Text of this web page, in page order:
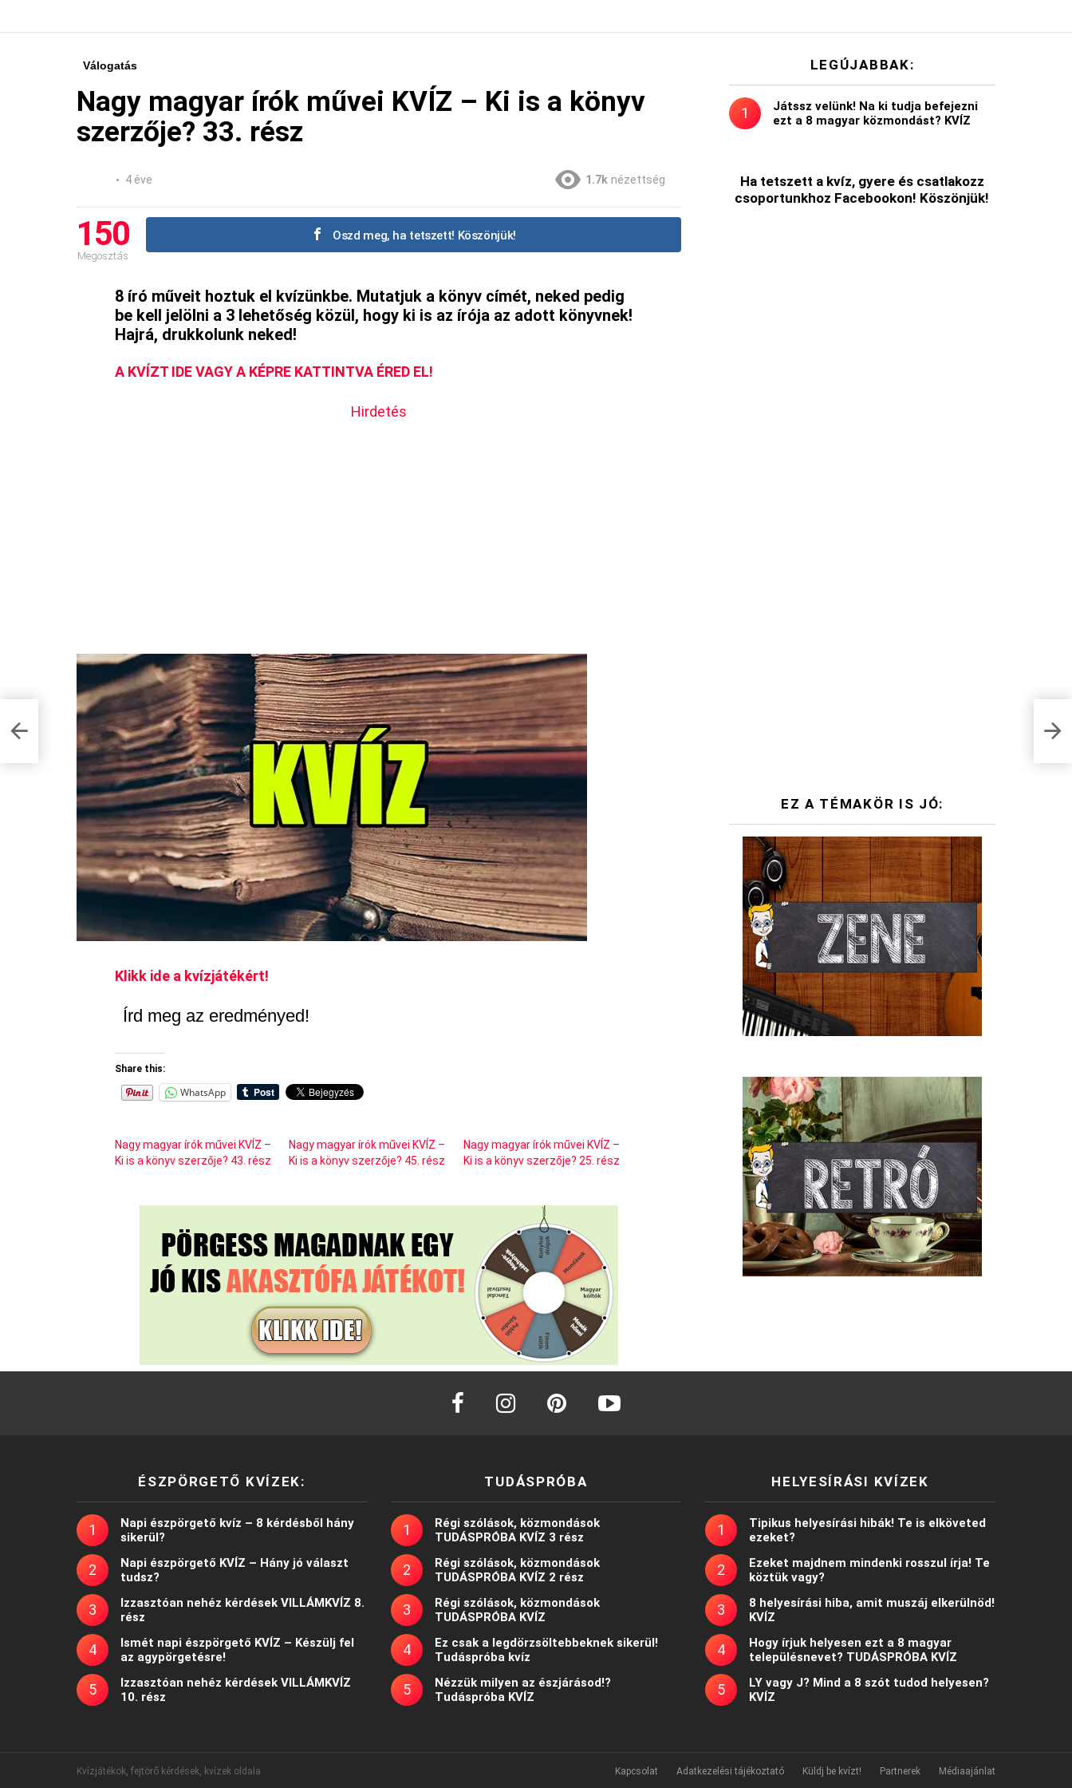
Válogatás
Nagy magyar írók művei KVÍZ – Ki is a könyv
szerzője? 33. rész
4 éve 1.7k nézettség
150
Megosztás
Oszd meg, ha tetszett! Köszönjük!
8 író műveit hoztuk el kvízünkbe. Mutatjuk a könyv címét, neked pedig
be kell jelölni a 3 lehetőség közül, hogy ki is az írója az adott könyvnek!
Hajrá, drukkolunk neked!
A KVÍZT IDE VAGY A KÉPRE KATTINTVA ÉRED EL!
Hirdetés
Klikk ide a kvízjátékért!
Írd meg az eredményed!
Share this:
WhatsApp
Nagy magyar írók művei KVÍZ –
Ki is a könyv szerzője? 43. rész
Nagy magyar írók művei KVÍZ –
Ki is a könyv szerzője? 45. rész
Nagy magyar írók művei KVÍZ –
Ki is a könyv szerzője? 25. rész
LEGÚJABBAK:
Játssz velünk! Na ki tudja befejezni
ezt a 8 magyar közmondást? KVÍZ
Ha tetszett a kvíz, gyere és csatlakozz
csoportunkhoz Facebookon! Köszönjük!
EZ A TÉMAKÖR IS JÓ:
facebook instagram
ÉSZPÖRGETŐ KVÍZEK:
Napi észpörgető kvíz – 8 kérdésből hány
sikerül?
Napi észpörgető KVÍZ – Hány jó választ
tudsz?
Izzasztóan nehéz kérdések VILLÁMKVÍZ 8.
rész
Ismét napi észpörgető KVÍZ – Készülj fel
az agypörgetésre!
Izzasztóan nehéz kérdések VILLÁMKVÍZ
10. rész
TUDÁSPRÓBA
Régi szólások, közmondások
TUDÁSPRÓBA KVÍZ 3 rész
Régi szólások, közmondások
TUDÁSPRÓBA KVÍZ 2 rész
Régi szólások, közmondások
TUDÁSPRÓBA KVÍZ
Ez csak a legdörzsöltebbeknek sikerül!
Tudáspróba kvíz
Nézzük milyen az észjárásod!?
Tudáspróba KVÍZ
HELYESÍRÁSI KVÍZEK
Tipikus helyesírási hibák! Te is elköveted
ezeket?
Ezeket majdnem mindenki rosszul írja! Te
köztük vagy?
8 helyesírási hiba, amit muszáj elkerülnöd!
KVÍZ
Hogy írjuk helyesen ezt a 8 magyar
településnevet? TUDÁSPRÓBA KVÍZ
LY vagy J? Mind a 8 szót tudod helyesen?
KVÍZ
Kvízjátékok, fejtörő kérdések, kvízek oldala Kapcsolat Adatkezelési tájékoztató Küldj be kvízt! Partnerek Médiaajánlat